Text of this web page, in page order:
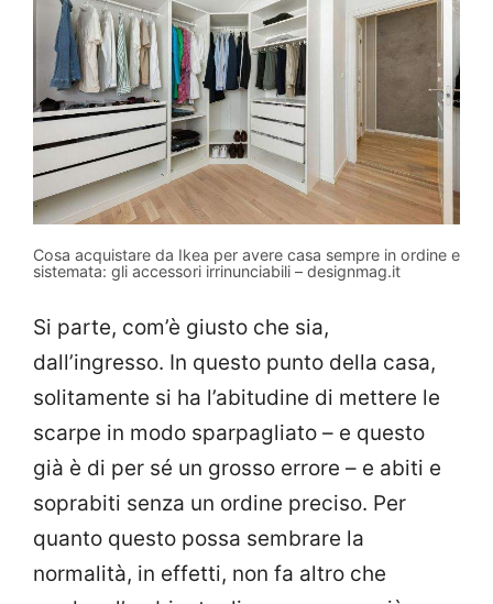
Cosa acquistare da Ikea per avere casa sempre in ordine e
sistemata: gli accessori irrinunciabili – designmag.it
Si parte, com’è giusto che sia,
dall’ingresso. In questo punto della casa,
solitamente si ha l’abitudine di mettere le
scarpe in modo sparpagliato – e questo
già è di per sé un grosso errore – e abiti e
soprabiti senza un ordine preciso. Per
quanto questo possa sembrare la
normalità, in effetti, non fa altro che